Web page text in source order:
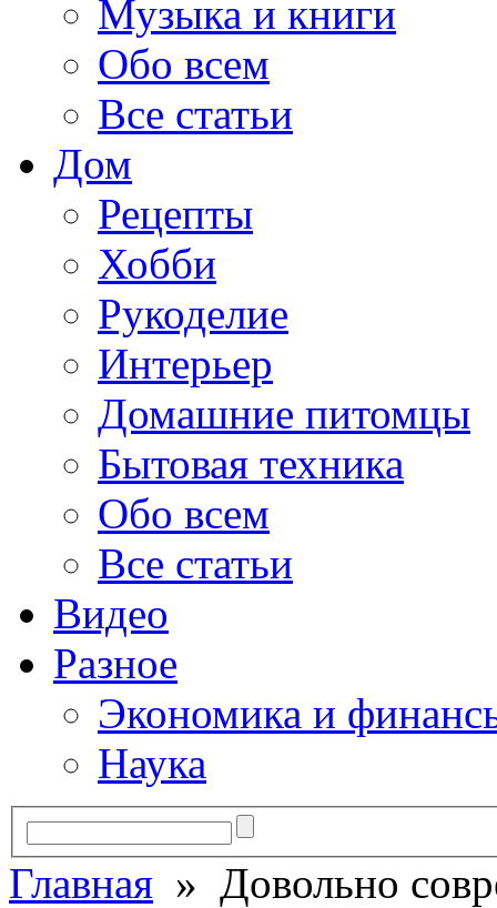
Музыка и книги
Обо всем
Все статьи
Дом
Рецепты
Хобби
Рукоделие
Интерьер
Домашние питомцы
Бытовая техника
Обо всем
Все статьи
Видео
Разное
Экономика и
Наука
Главная » Довольно